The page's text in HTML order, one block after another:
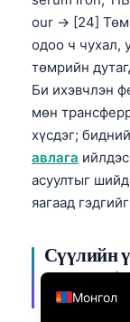
our → [24]
одоо ч чухал,
төмрийн
Би ихэвчлэн
мөн
хүсдэг; бидний
авлага
асуултыг
яагаад
Сүүлийн
болно
Монгол
English
العربية
Français
Italiano
Español
Português
Ελληνικά